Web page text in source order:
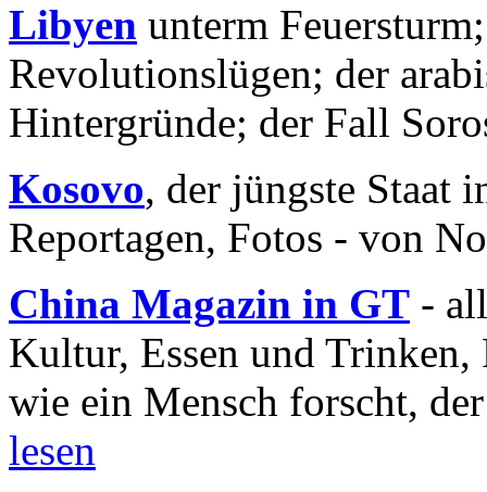
Libyen unterm
Revolutionslügen; der
Hintergründe; der Fall
Kosovo, der jüngste Staat
Reportagen, Fotos - von
China Magazin in GT -
Kultur, Essen und
wie ein Mensch forscht,
lesen